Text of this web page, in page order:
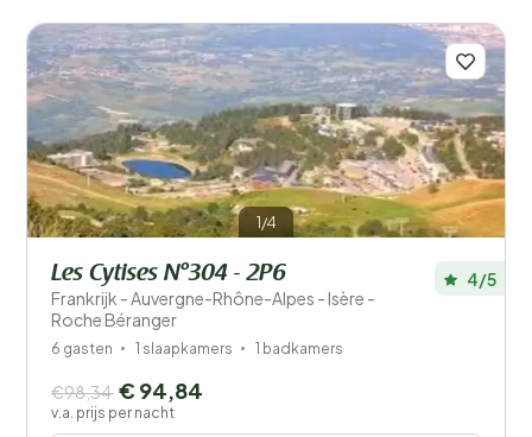
1/4
Les Cytises N°304 - 2P6
Frankrijk - Auvergne-Rhône-Alpes - Isère -
Roche Béranger
4/5
6 gasten 1 slaapkamers 1 badkamers
€98,34 € 94,84
v.a. prijs per nacht